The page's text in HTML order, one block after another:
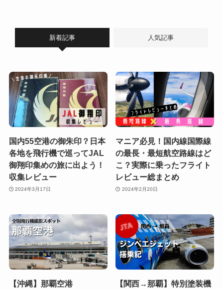
新着記事 人気記事
国内55空港の御朱印？日本
各地を飛行機で巡ってJAL
御翔印集めの旅に出よう！
収集レビュー
2024年3月17日
マニア必見！国内線国際線
の最長・最短航空路線はど
こ？実際に乗ったフライト
レビュー総まとめ
2024年2月20日
【沖縄】那覇空港
【関西→那覇】特別塗装機